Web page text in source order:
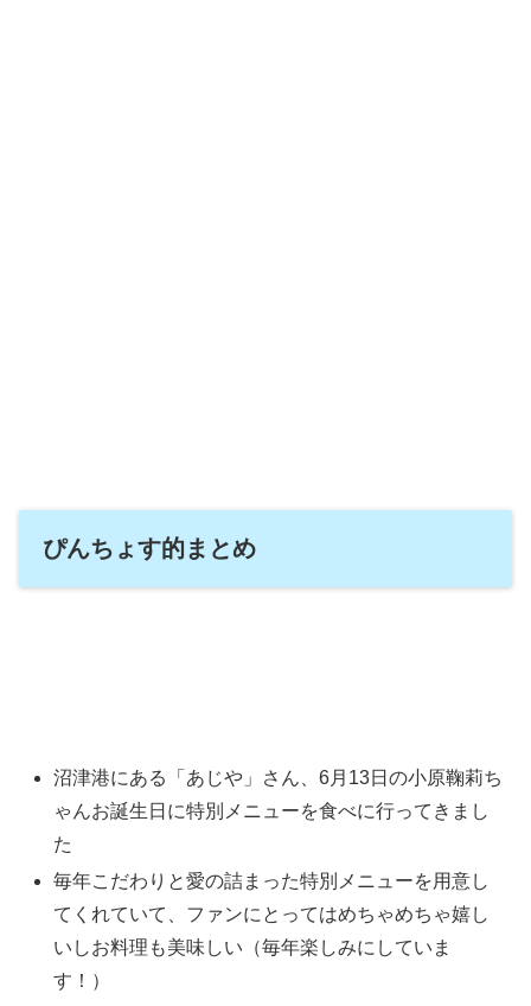
ぴんちょす的まとめ
沼津港にある「あじや」さん、6月13日の小原鞠莉ち
ゃんお誕生日に特別メニューを食べに行ってきまし
た
毎年こだわりと愛の詰まった特別メニューを用意し
てくれていて、ファンにとってはめちゃめちゃ嬉し
いしお料理も美味しい（毎年楽しみにしていま
す！）